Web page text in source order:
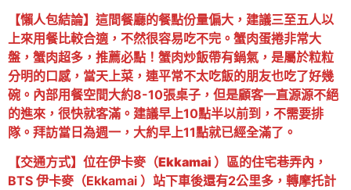
【懶人包結論】這間餐廳的餐點份量偏大，建議三至五人以
上來用餐比較合適，不然很容易吃不完。蟹肉蛋捲非常大
盤，蟹肉超多，推薦必點！蟹肉炒飯帶有鍋氣，是屬於粒粒
分明的口感，當天上菜，連平常不太吃飯的朋友也吃了好幾
碗。內部用餐空間大約8-10張桌子，但是顧客一直源源不絕
的進來，很快就客滿。建議早上10點半以前到，不需要排
隊。拜訪當日為週一，大約早上11點就已經全滿了。
【交通方式】位在伊卡麥（Ekkamai ） 區的住宅巷弄內，
BTS 伊卡麥（Ekkamai ）站下車後還有2公里多，轉摩托計